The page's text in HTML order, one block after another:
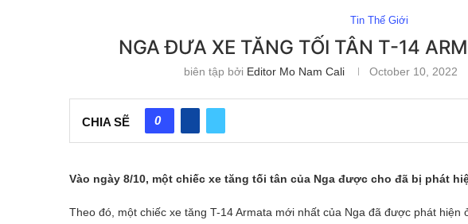
Tin Thế Giới
NGA ĐƯA XE TĂNG TỐI TÂN T-14
biên tập bởi Editor Mo Nam Cali October 10, 2022
CHIA SẼ 0
Vào ngày 8/10, một chiếc xe tăng tối tân của Nga được cho đã bị phát
Theo đó, một chiếc xe tăng T-14 Armata mới nhất của Nga đã được phát hiện